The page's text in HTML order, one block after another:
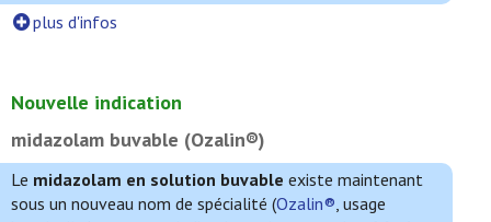
plus d'infos
Nouvelle indication
midazolam buvable (Ozalin®)
Le midazolam en solution buvable existe maintenant
sous un nouveau nom de spécialité (Ozalin®, usage